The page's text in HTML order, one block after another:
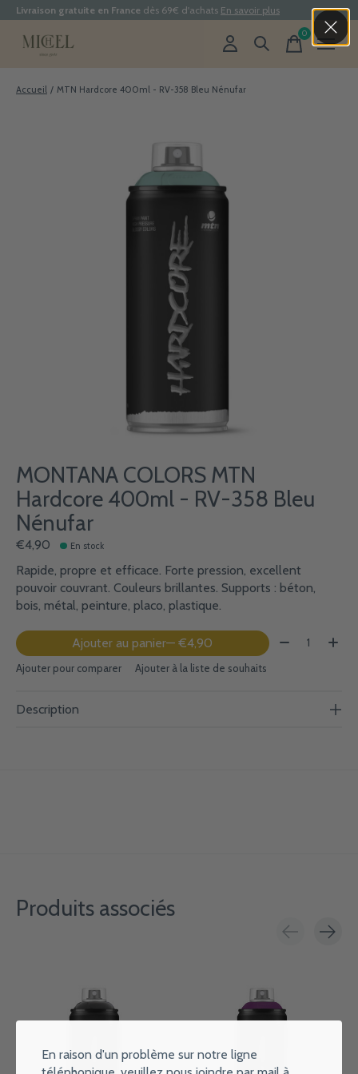
Livraison gratuite en France dès 69€ d'achats En savoir plus
0items
Accueil / MTN Hardcore 400ml - RV-358 Bleu Nénufar
MONTANA COLORS MTN
Hardcore 400ml - RV-358 Bleu
Nénufar
€4,90 En stock
Rapide, propre et efficace. Forte pression, excellent
pouvoir couvrant. Couleurs brillantes. Supports : béton,
bois, métal, peinture, placo, plastique.
Ajouter au panier — €4,90 Quantité:
Ajouter pour comparer Ajouter à la liste de souhaits
Description
Produits associés
En raison d'un problème sur notre ligne